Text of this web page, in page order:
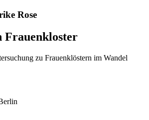
Rose
Frauenkloster
zu Frauenklöstern im Wandel